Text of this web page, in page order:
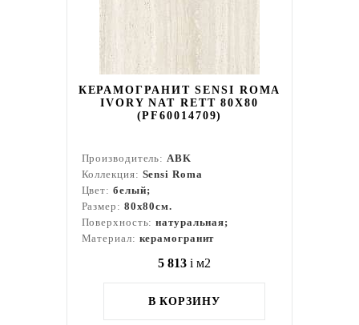
КЕРАМОГРАНИТ SENSI ROMA
IVORY NAT RETT 80X80
(PF60014709)
Производитель:ABK
Коллекция: Sensi Roma
Цвет: белый;
Размер: 80x80см.
Поверхность:натуральная;
Материал: керамогранит
5 813 i м2
В КОРЗИНУ